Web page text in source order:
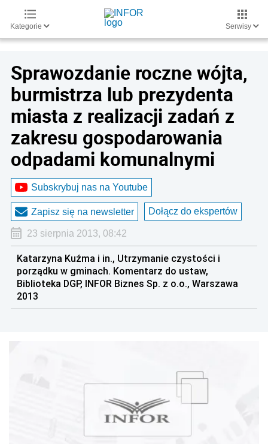
Kategorie Serwisy
Sprawozdanie roczne wójta,
burmistrza lub prezydenta
miasta z realizacji zadań z
zakresu gospodarowania
odpadami komunalnymi
Subskrybuj nas na Youtube
Zapisz się na newsletter Dołącz do ekspertów
23 sierpnia 2013, 08:42
Katarzyna Kuźma i in., Utrzymanie czystości i
porządku w gminach. Komentarz do ustaw,
Biblioteka DGP, INFOR Biznes Sp. z o.o., Warszawa
2013